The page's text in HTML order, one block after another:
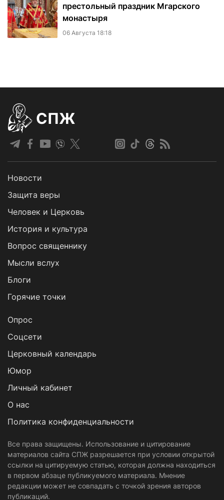
престольный праздник Мгарского
монастыря
06 Августа 18:18
СПЖ
Новости
Защита веры
Человек и Церковь
История и культура
Вопрос священнику
Мысли вслух
Блоги
Горячие точки
Опрос
Cоцсети
Церковный календарь
Юмор
Личный кабинет
О нас
Политика конфиденциальности
Все права защищены. Использование и цитирование
материалов сайта СПЖ разрешается при условии открытой
ссылки на цитируемую статью, которая должна находиться
в первом абзаце публикуемого материала. Мнение
редакции может не совпадать с точкой зрения авторов
публикаций.